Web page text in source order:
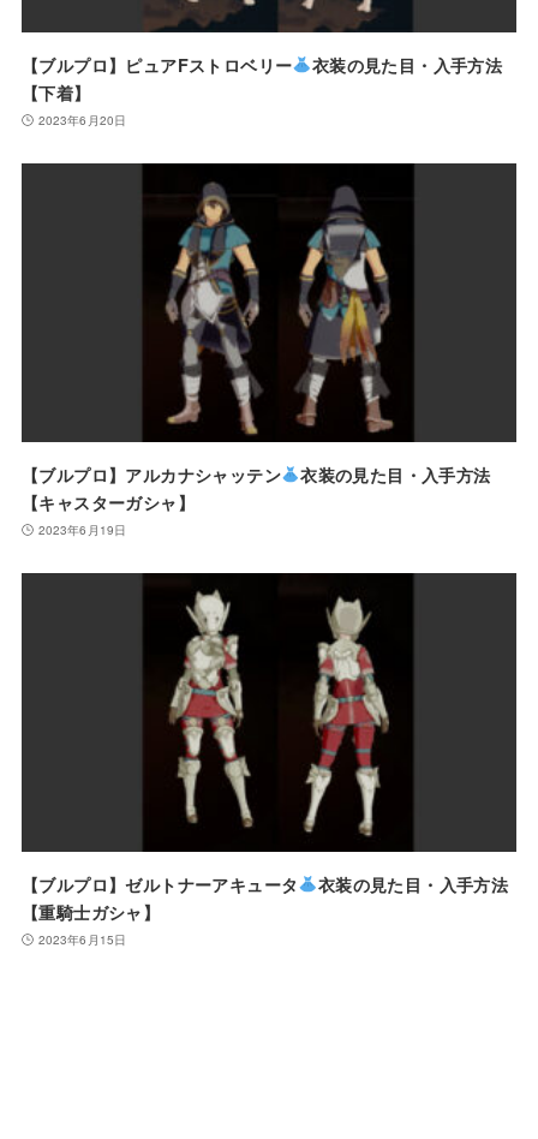
【ブルプロ】ピュアFストロベリー
衣装の見た目・入手方法
【下着】
2023年6月20日
【ブルプロ】アルカナシャッテン
衣装の見た目・入手方法
【キャスターガシャ】
2023年6月19日
【ブルプロ】ゼルトナーアキュータ
衣装の見た目・入手方法
【重騎士ガシャ】
2023年6月15日